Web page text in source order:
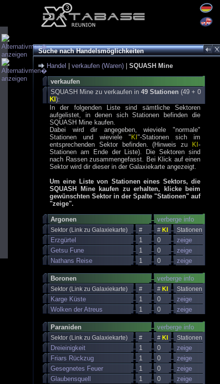
Suche nach Handelsmöglichkeiten
Handel
verkaufen (Waren) SQUASH Mine
verkaufen
SQUASH Mine zu verkaufen in 49 Stationen (49 + 0
KI ):
In der folgenden Liste sind sämtliche Sektoren
aufgelistet, in denen sich Stationen befinden die
SQUASH Mine kaufen.
Dabei wird dir angegeben, wieviele "normale"
Stationen und wieviele " KI "-Stationen sich im
entsprechenden Sektor befinden. (Hinweis zu
KI -
Stationen am Ende der Liste). Die Sektoren sind
nach Rassen zusammengefasst. Bei Klick auf einen
Sektor wird dir dieser in der Galaxiekarte angezeigt.
Um eine Liste von Stationen eines Sektors, die
SQUASH Mine kaufen zu erhalten, klicke beim
gewünschten Sektor in der Spalte "Stationen" auf
"zeige".
Argonen verberge info
Sektor (Link zu Galaxiekarte) # # KI Stationen
Erzgürtel 1 0
zeige
Getsu Fune
1 0
zeige
Nathans Reise
1 0 zeige
Boronen verberge info
Sektor (Link zu Galaxiekarte) # # KI Stationen
Karge Küste 1 0
zeige
Wolken der Atreus
1 0 zeige
Paraniden verberge info
Sektor (Link zu Galaxiekarte) # # KI Stationen
Dreieinigkeit 1 0
zeige
Friars Rückzug
1 0
zeige
Gesegnetes Feuer
1 0
zeige
Glaubensquell
1 0
zeige